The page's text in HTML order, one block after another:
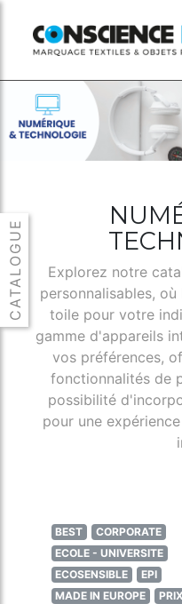
Explorez notre
personnalisables,
toile pour votre
gamme d'appareils
vos préférences,
fonctionnalités de
possibilité
pour une
BEST
CORPORATE
ECOLE - UNIVERSITE
ECOSENSIBLE
EPI
MADE IN EUROPE